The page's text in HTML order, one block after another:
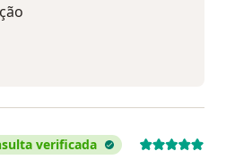
verificada